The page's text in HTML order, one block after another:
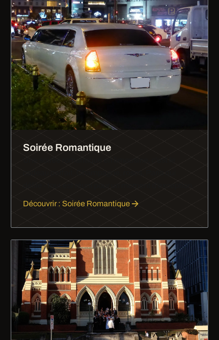
Soirée Romantique
Découvrir : Soirée Romantique